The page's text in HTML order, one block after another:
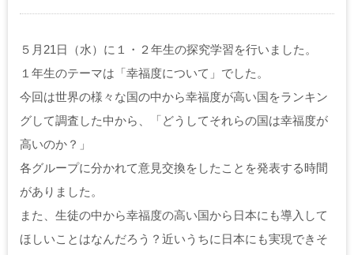
５月21日（水）に１・２年生の探究学習を行いました。
１年生のテーマは「幸福度について」でした。
今回は世界の様々な国の中から幸福度が高い国をランキン
グして調査した中から、「どうしてそれらの国は幸福度が
高いのか？」
各グループに分かれて意見交換をしたことを発表する時間
がありました。
また、生徒の中から幸福度の高い国から日本にも導入して
ほしいことはなんだろう？近いうちに日本にも実現できそ